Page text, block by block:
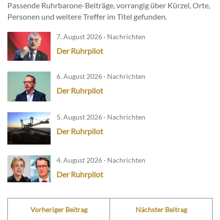
Passende Ruhrbarone-Beiträge, vorrangig über Kürzel, Orte,
Personen und weitere Treffer im Titel gefunden.
7. August 2026 · Nachrichten
Der Ruhrpilot
6. August 2026 · Nachrichten
Der Ruhrpilot
5. August 2026 · Nachrichten
Der Ruhrpilot
4. August 2026 · Nachrichten
Der Ruhrpilot
Vorheriger Beitrag Nächster Beitrag